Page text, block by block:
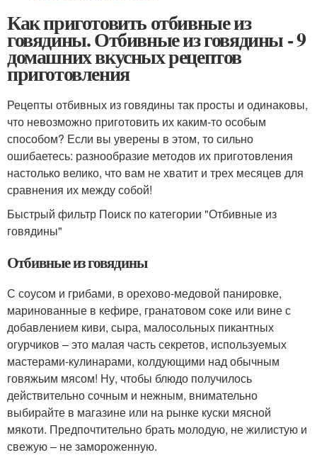
Как приготовить отбивные из
говядины. Отбивные из говядины - 9
домашних вкусных рецептов
приготовления
Рецепты отбивных из говядины так просты и одинаковы,
что невозможно приготовить их каким-то особым
способом? Если вы уверены в этом, то сильно
ошибаетесь: разнообразие методов их приготовления
настолько велико, что вам не хватит и трех месяцев для
сравнения их между собой!
Быстрый фильтр Поиск по категории "Отбивные из
говядины"
Отбивные из говядины
С соусом и грибами, в орехово-медовой панировке,
маринованные в кефире, гранатовом соке или вине с
добавлением киви, сыра, малосольных пикантных
огурчиков – это малая часть секретов, используемых
мастерами-кулинарами, колдующими над обычным
говяжьим мясом! Ну, чтобы блюдо получилось
действительно сочным и нежным, внимательно
выбирайте в магазине или на рынке куски мясной
мякоти. Предпочтительно брать молодую, не жилистую и
свежую – не замороженную.